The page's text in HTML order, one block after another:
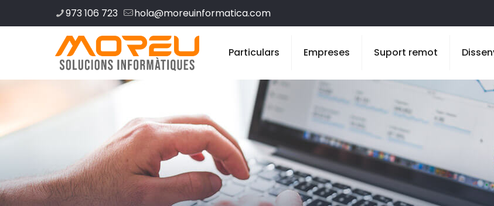
973 106 723 hola@moreuinformatica.com
Particulars Empreses Suport remot